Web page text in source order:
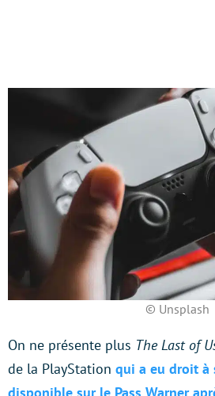
© Unsplash
On ne présente plus The Last of
de la PlayStation qui a eu droit à
disponible sur le Pass Warner